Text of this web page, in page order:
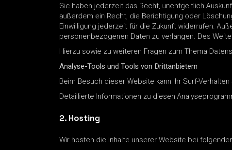
Sie haben jederzeit das Recht, unentgeltlich
außerdem ein Recht, die Berichtigung oder
Einwilligung jederzeit für die Zukunft widerrufen.
personenbezogenen Daten zu verlangen. Des
Hierzu sowie zu weiteren Fragen zum Thema
Analyse-Tools und Tools von Drittanbietern
Beim Besuch dieser Website kann Ihr Surf-
Detaillierte Informationen zu diesen
2. Hosting
Wir hosten die Inhalte unserer Website bei